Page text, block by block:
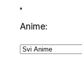
Anime: